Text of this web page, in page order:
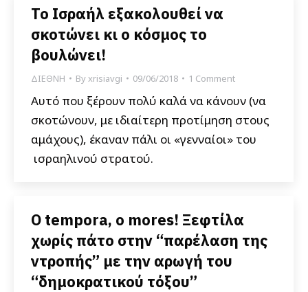
Το Ισραήλ εξακολουθεί να
σκοτώνει κι ο κόσμος το
βουλώνει!
ΔΙΕΘΝΗ Byxrisiavgi 09/06/2018 1 Comment
Αυτό που ξέρουν πολύ καλά να κάνουν (να
σκοτώνουν, με ιδιαίτερη προτίμηση στους
αμάχους), έκαναν πάλι οι «γενναίοι» του
ισραηλινού στρατού.
O tempora, o mores! Ξεφτίλα
χωρίς πάτο στην “παρέλαση της
ντροπής” με την αρωγή του
“δημοκρατικού τόξου”